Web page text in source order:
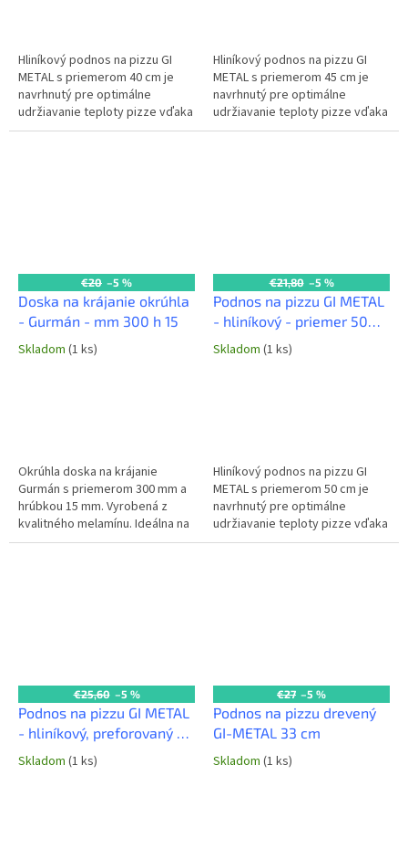
Hliníkový podnos na pizzu GI
METAL s priemerom 40 cm je
navrhnutý pre optimálne
udržiavanie teploty pizze vďaka
vyvýšeným nožičkám, ktoré
Hliníkový podnos na pizzu GI
METAL s priemerom 45 cm je
navrhnutý pre optimálne
udržiavanie teploty pizze vďaka
vyvýšeným nožičkám, ktoré
€20 –5 %
Doska na krájanie okrúhla
- Gurmán - mm 300 h 15
Skladom (1 ks)
Okrúhla doska na krájanie
Gurmán s priemerom 300 mm a
hrúbkou 15 mm. Vyrobená z
kvalitného melamínu. Ideálna na
servírovanie pizze a iných
€21,80 –5 %
Podnos na pizzu GI METAL
- hliníkový - priemer 50
cm
Skladom (1 ks)
Hliníkový podnos na pizzu GI
METAL s priemerom 50 cm je
navrhnutý pre optimálne
udržiavanie teploty pizze vďaka
vyvýšeným nožičkám, ktoré
€25,60 –5 %
Podnos na pizzu GI METAL
- hliníkový, preforovaný -
pr. 33 cm
Skladom (1 ks)
€27 –5 %
Podnos na pizzu drevený
GI-METAL 33 cm
Skladom (1 ks)